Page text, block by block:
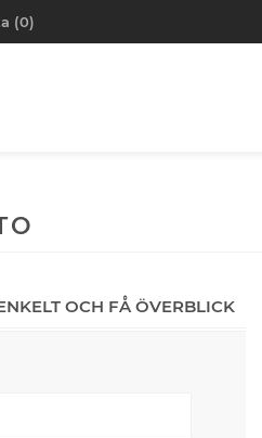
(0)
OCH FÅ ÖVERBLICK